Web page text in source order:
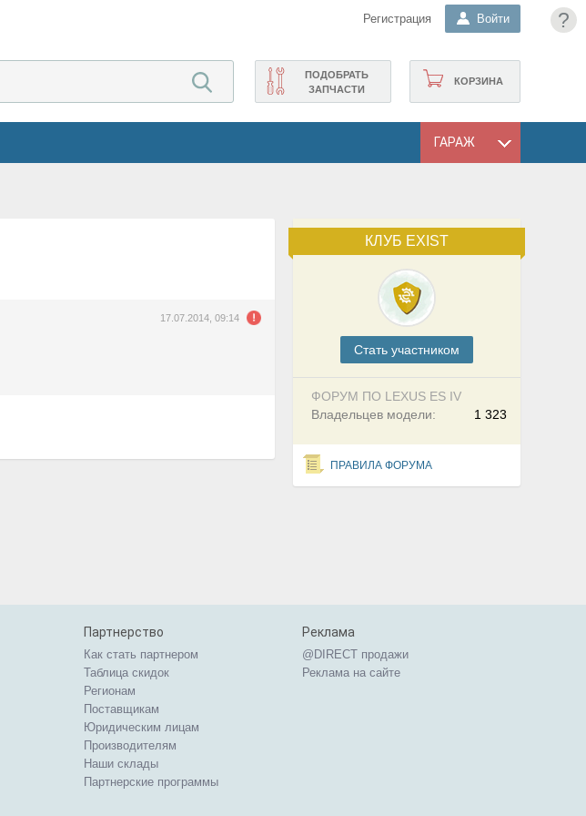
?
Регистрация Войти
КОРЗИНА
ПОДОБРАТЬ
ЗАПЧАСТИ
ГАРАЖ
КЛУБ EXIST
Cтать участником
ФОРУМ ПО LEXUS ES IV
1 323
Владельцев модели:
ПРАВИЛА ФОРУМА
17.07.2014, 09:14
Партнерство
Как стать партнером
Таблица скидок
Регионам
Поставщикам
Юридическим лицам
Производителям
Наши склады
Партнерские программы
Реклама
@DIRECT продажи
Реклама на сайте